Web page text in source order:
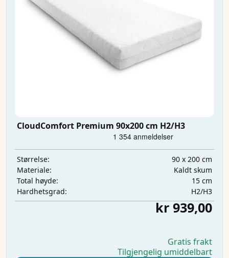
CloudComfort Premium 90x200 cm H2/H3
Størrelse:
90 x 200 cm
Materiale:
Kaldt skum
Total høyde:
15 cm
Hardhetsgrad:
H2/H3
kr 939,00
Gratis frakt
Tilgjengelig umiddelbart